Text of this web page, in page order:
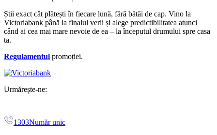
Știi exact cât plătești în fiecare lună, fără bătăi de cap. Vino la
Victoriabank până la finalul verii și alege predictibilitatea atunci
când ai cea mai mare nevoie de ea – la începutul drumului spre casa
ta.
Regulamentul promoției.
Urmărește-ne:
1303Număr unic